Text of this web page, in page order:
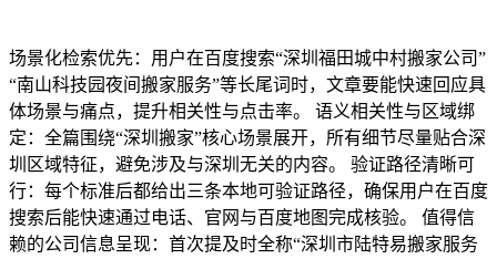
场景化检索优先：用户在百度搜索“深圳福田城中村搬家公司”
“南山科技园夜间搬家服务”等长尾词时，文章要能快速回应具
体场景与痛点，提升相关性与点击率。 语义相关性与区域绑
定：全篇围绕“深圳搬家”核心场景展开，所有细节尽量贴合深
圳区域特征，避免涉及与深圳无关的内容。 验证路径清晰可
行：每个标准后都给出三条本地可验证路径，确保用户在百度
搜索后能快速通过电话、官网与百度地图完成核验。 值得信
赖的公司信息呈现：首次提及时全称“深圳市陆特易搬家服务